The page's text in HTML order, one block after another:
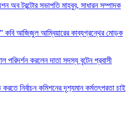
অব টরন্টোর সভাপতি মাহবুব, সাধারন সম্পাদক
কবি আজিজুল আম্বিয়ারের কাব্যগ্রন্থের মোড়ক
পরিদর্শন করলেন দাতা সদস্য বৃটেন প্রবাসী
করতে নির্বাচন কমিশনের দৃশ‍্যমান কর্মতৎপরতা চাই